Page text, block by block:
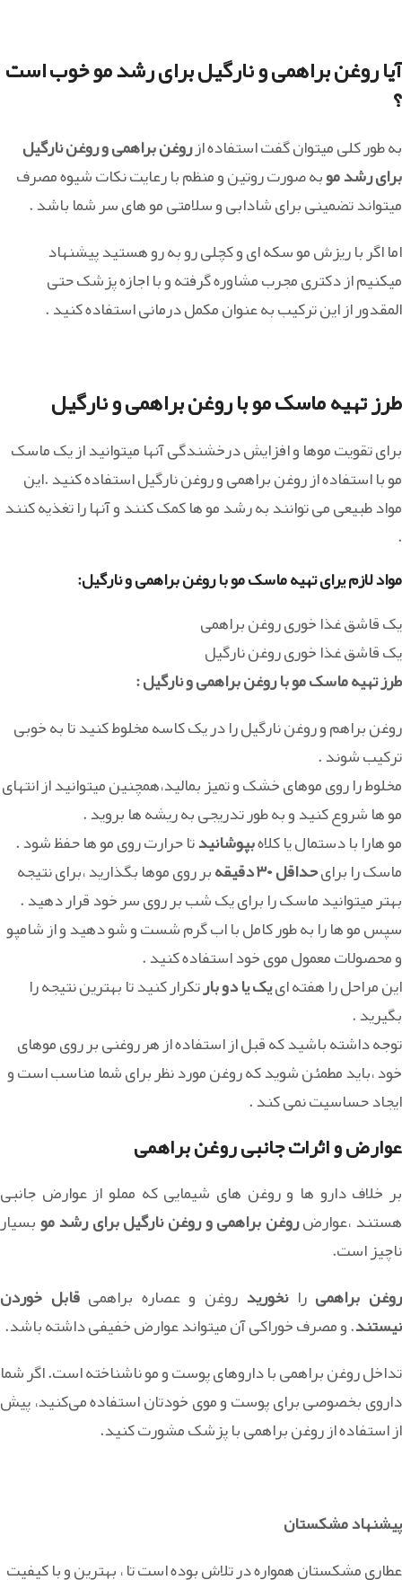
آیا روغن براهمی و نارگیل برای رشد مو خوب است
؟
به طور کلی میتوان گفت استفاده ازروغن براهمی و روغن نارگیل
برای رشد موبه صورت روتین و منظم با رعایت نکات شیوه مصرف
میتواند تضمینی برای شادابی و سلامتی مو های سر شما باشد .
اما اگر با ریزش مو سکه ای و کچلی رو به رو هستید پیشنهاد
میکنیم از دکتری مجرب مشاوره گرفته و با اجازه پزشک حتی
المقدور از این ترکیب به عنوان مکمل درمانی استفاده کنید .
طرز تهیه ماسک مو با روغن براهمی و نارگیل
برای تقویت موها و افزایش درخشندگی آنها میتوانید از یک ماسک
مو با استفاده از روغن براهمی و روغن نارگیل استفاده کنید .این
مواد طبیعی می توانند به رشد مو ها کمک کنند و آنها را تغذیه کنند
.
مواد لازم یرای تهیه ماسک مو با روغن براهمی و نارگیل:
یک قاشق غذا خوری روغن براهمی
یک قاشق غذا خوری روغن نارگیل
طرز تهیه ماسک مو با روغن براهمی و نارگیل :
روغن براهم و روغن نارگیل را در یک کاسه مخلوط کنید تا به خوبی
ترکیب شوند .
مخلوط را روی موهای خشک و تمیز بمالید،همچنین میتوانید از انتهای
مو ها شروع کنید و به طور تدریجی به ریشه ها بروید .
مو هارا با دستمال یا کلاهبپوشانیدتا حرارت روی مو ها حفظ شود .
ماسک را برایحداقل ۳۰ دقیقه
بر روی موها بگذارید ،برای نتیجه
بهتر میتوانید ماسک را برای یک شب بر روی سر خود قرار دهید .
سپس مو ها را به طور کامل با اب گرم شست و شو دهید و از شامپو
و محصولات معمول موی خود استفاده کنید .
این مراحل را هفته اییک یا دو بارتکرار کنید تا بهترین نتیجه را
بگیرید .
توجه داشته باشید که قبل از استفاده از هر روغنی بر روی موهای
خود ،باید مطمئن شوید که روغن مورد نظر برای شما مناسب است و
ایجاد حساسیت نمی کند .
عوارض و اثرات جانبی روغن براهمی
بر خلاف دارو ها و روغن های شیمایی که مملو از عوارض جانبی
هستند ،عوارضروغن براهمی و روغن نارگیل برای رشد موبسیار
ناچیز است.
روغن براهمی رانخورید روغن و عصاره براهمی قابل خوردن
نیستند. و مصرف خوراکی آن میتواند عوارض خفیفی داشته باشد.
تداخل روغن براهمی با داروهای پوست و مو ناشناخته است. اگر شما
داروی بخصوصی برای پوست و موی خودتان استفاده می‌کنید، پیش
از استفاده از روغن براهمی با پزشک مشورت کنید.
پیشنهاد مشکستان
عطاری مشکستان همواره در تلاش بوده است تا ، بهترین و با کیفیت